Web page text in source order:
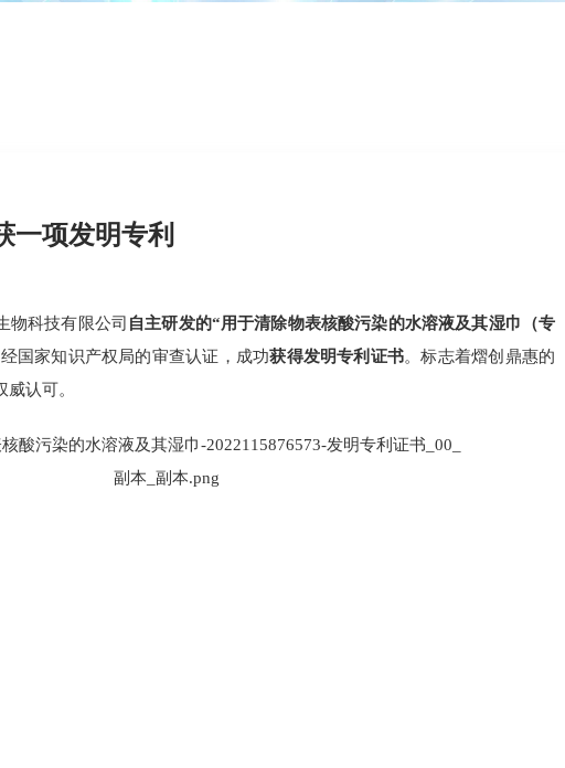
一项发明专利
物科技有限公司 自主研发的“用于清除物表核酸污染的水溶液及其湿巾（专
国家知识产权局的审查认证，成功获得发明专利证书。标志着熠创鼎惠的
认可。